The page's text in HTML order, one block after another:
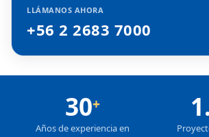
LLÁMANOS AHORA
+56 2 2683 7000
30+
Años de experiencia en